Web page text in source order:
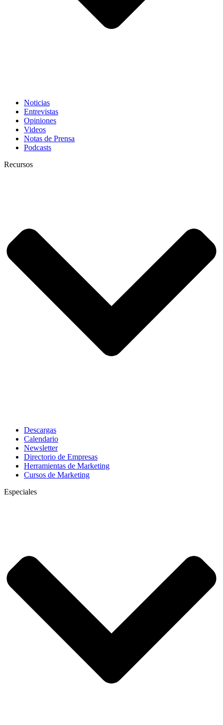
Noticias
Entrevistas
Opiniones
Videos
Notas de Prensa
Podcasts
Recursos
Descargas
Calendario
Newsletter
Directorio de Empresas
Herramientas de Marketing
Cursos de Marketing
Especiales